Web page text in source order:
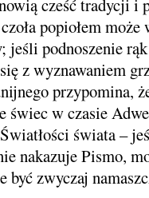
cześć tradycji i
popiołem
jeśli podnoszenie
z wyznawaniem
przypomina,
świec w czasie
świata –
nakazuje Pismo,
być zwyczaj